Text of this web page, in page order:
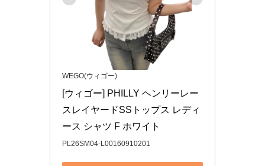
WEGO(ウィゴー)
[ウィゴー] PHILLY ヘンリーレー
スレイヤードSSトップス レディ
ース シャツ F ホワイト
PL26SM04-L00160910201